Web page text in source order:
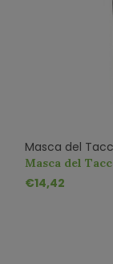
Masca del
Masca del
Manduria
€14,42